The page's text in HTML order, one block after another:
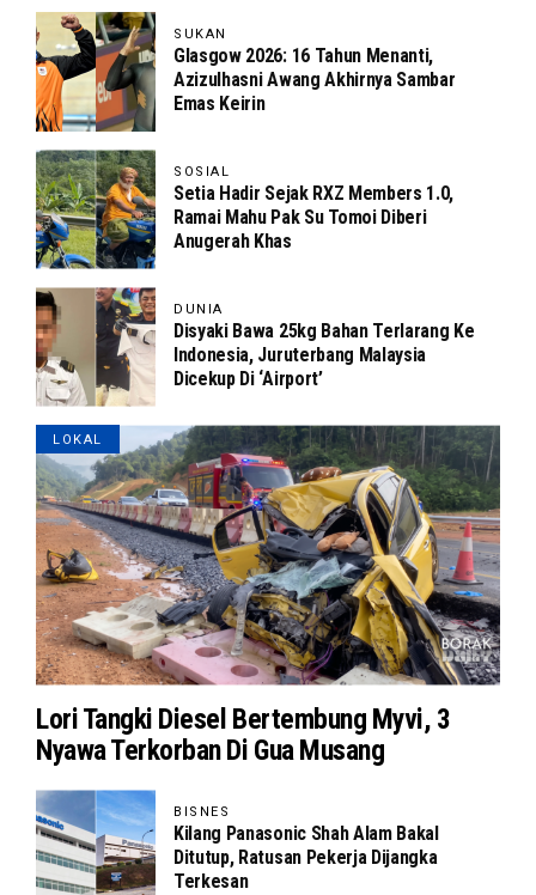
SUKAN
Glasgow 2026: 16 Tahun Menanti,
Azizulhasni Awang Akhirnya Sambar
Emas Keirin
SOSIAL
Setia Hadir Sejak RXZ Members 1.0,
Ramai Mahu Pak Su Tomoi Diberi
Anugerah Khas
DUNIA
Disyaki Bawa 25kg Bahan Terlarang Ke
Indonesia, Juruterbang Malaysia
Dicekup Di ‘Airport’
LOKAL
Lori Tangki Diesel Bertembung Myvi, 3
Nyawa Terkorban Di Gua Musang
BISNES
Kilang Panasonic Shah Alam Bakal
Ditutup, Ratusan Pekerja Dijangka
Terkesan